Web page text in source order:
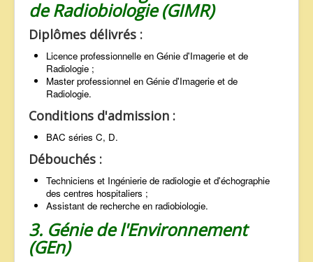
de Radiobiologie (GIMR)
Diplômes délivrés :
Licence professionnelle en Génie d'Imagerie et de
Radiologie ;
Master professionnel en Génie d'Imagerie et de
Radiologie.
Conditions d'admission :
BAC séries C, D.
Débouchés :
Techniciens et Ingénierie de radiologie et d'échographie
des centres hospitaliers ;
Assistant de recherche en radiobiologie.
3. Génie de l'Environnement
(GEn)